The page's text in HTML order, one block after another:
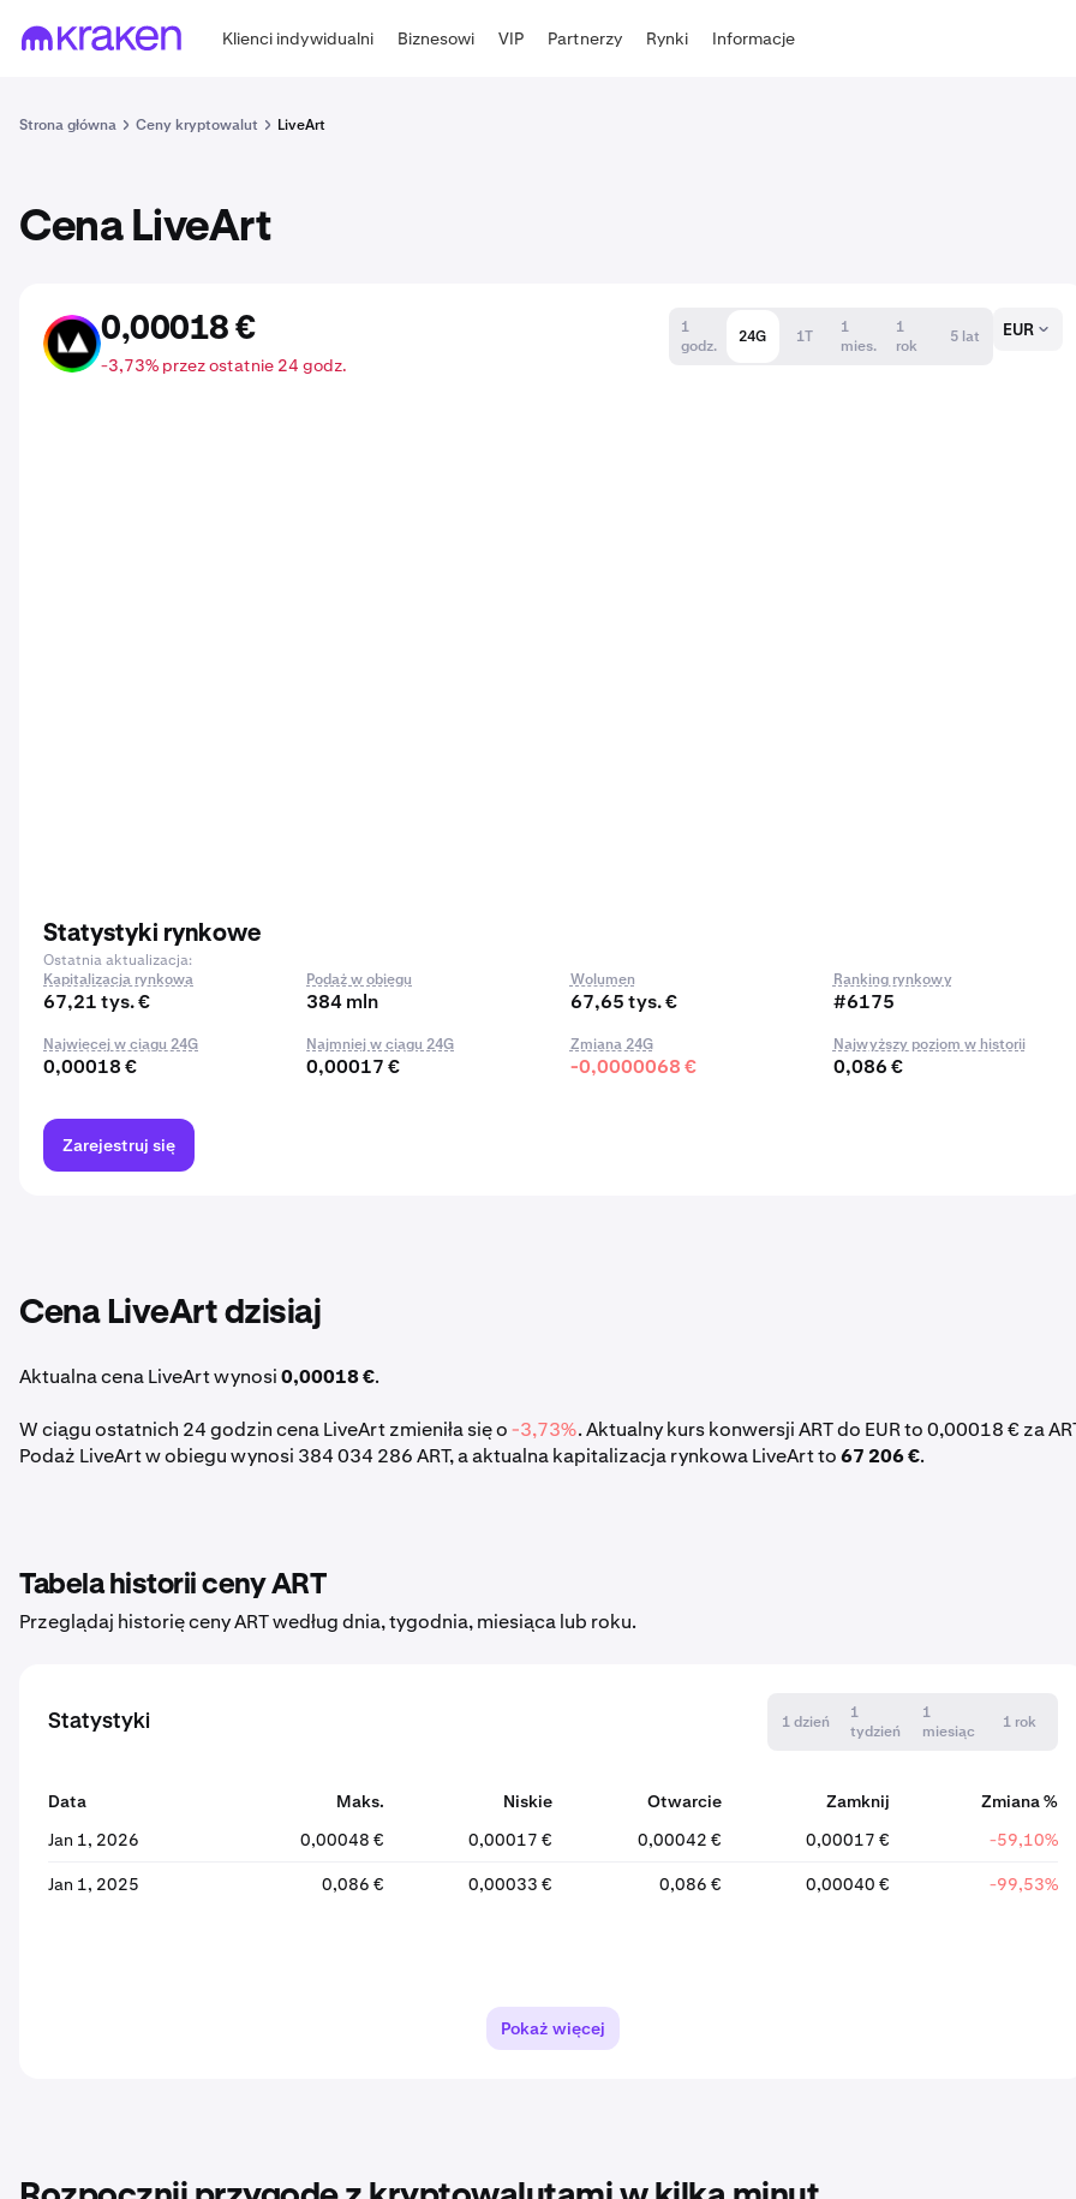
Klienci indywidualni Biznesowi VIP Partnerzy Rynki Informacje
Strona główna Ceny kryptowalut LiveArt
Cena LiveArt
ART 0,00018 €
-3,73% przez ostatnie 24 godz.
1
godz.
24G 1T
1
mies.
1
rok
5 lat EUR
Statystyki rynkowe
Ostatnia aktualizacja:
Kapitalizacja rynkowa
67,21 tys. €
Podaż w obiegu
384 mln
Wolumen
67,65 tys. €
Ranking rynkowy
#6175
Najwięcej w ciągu 24G
0,00018 €
Najmniej w ciągu 24G
0,00017 €
Zmiana 24G
-0,0000068 €
Najwyższy poziom w historii
0,086 €
Zarejestruj się
Cena LiveArt dzisiaj
Aktualna cena LiveArt wynosi0,00018 €.
W ciągu ostatnich 24 godzin cena LiveArt zmieniła się o-3,73%. Aktualny kurs konwersji ART do EUR to 0,00018 € za
Podaż LiveArt w obiegu wynosi 384 034 286 ART, a aktualna kapitalizacja rynkowa LiveArt to67 206 €.
Tabela historii ceny ART
Przeglądaj historię ceny ART według dnia, tygodnia, miesiąca lub roku.
Statystyki 1 dzień
1
tydzień
1
miesiąc
1 rok
Data Maks. Niskie Otwarcie Zamknij
Zmiana %
Jan 1, 2026
0,00048 € 0,00017 € 0,00042 € 0,00017 € -59,10%
Jan 1, 2025 0,086 € 0,00033 € 0,086 € 0,00040 € -99,53%
Pokaż więcej